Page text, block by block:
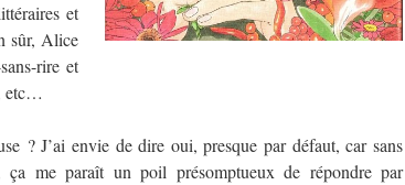
et
sûr, Alice
rire et
etc…
? J’ai envie de dire oui, presque par défaut, car sans
ça me paraît un poil présomptueux de répondre par